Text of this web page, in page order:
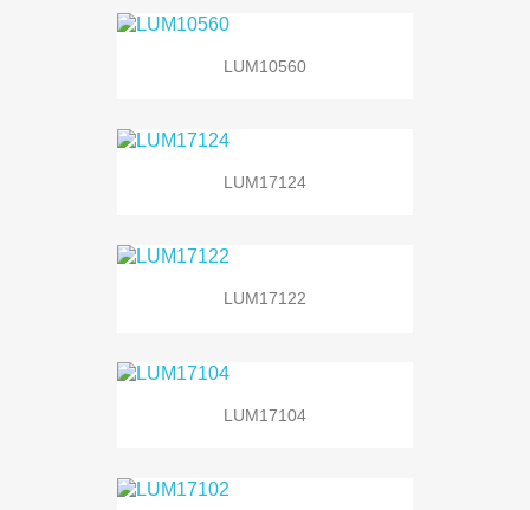
LUM10560
LUM17124
LUM17122
LUM17104